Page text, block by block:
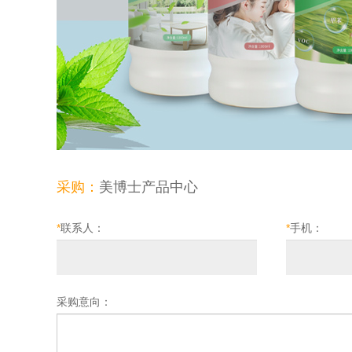
采购： 美博士产品中心
*联系人： *手机：
采购意向：